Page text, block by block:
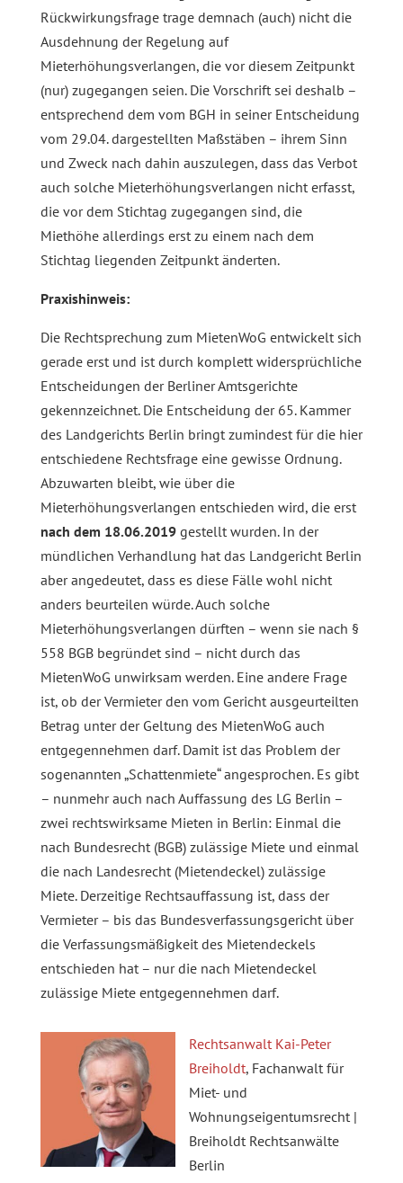
Rückwirkungsfrage trage demnach (auch) nicht die
Ausdehnung der Regelung auf
Mieterhöhungsverlangen, die vor diesem Zeitpunkt
(nur) zugegangen seien. Die Vorschrift sei deshalb –
entsprechend dem vom BGH in seiner Entscheidung
vom 29.04. dargestellten Maßstäben – ihrem Sinn
und Zweck nach dahin auszulegen, dass das Verbot
auch solche Mieterhöhungsverlangen nicht erfasst,
die vor dem Stichtag zugegangen sind, die
Miethöhe allerdings erst zu einem nach dem
Stichtag liegenden Zeitpunkt änderten.
Praxishinweis:
Die Rechtsprechung zum MietenWoG entwickelt sich
gerade erst und ist durch komplett widersprüchliche
Entscheidungen der Berliner Amtsgerichte
gekennzeichnet. Die Entscheidung der 65. Kammer
des Landgerichts Berlin bringt zumindest für die hier
entschiedene Rechtsfrage eine gewisse Ordnung.
Abzuwarten bleibt, wie über die
Mieterhöhungsverlangen entschieden wird, die erst
nach dem 18.06.2019gestellt wurden. In der
mündlichen Verhandlung hat das Landgericht Berlin
aber angedeutet, dass es diese Fälle wohl nicht
anders beurteilen würde. Auch solche
Mieterhöhungsverlangen dürften – wenn sie nach §
558 BGB begründet sind – nicht durch das
MietenWoG unwirksam werden. Eine andere Frage
ist, ob der Vermieter den vom Gericht ausgeurteilten
Betrag unter der Geltung des MietenWoG auch
entgegennehmen darf. Damit ist das Problem der
sogenannten „Schattenmiete“ angesprochen. Es gibt
– nunmehr auch nach Auffassung des LG Berlin –
zwei rechtswirksame Mieten in Berlin: Einmal die
nach Bundesrecht (BGB) zulässige Miete und einmal
die nach Landesrecht (Mietendeckel) zulässige
Miete. Derzeitige Rechtsauffassung ist, dass der
Vermieter – bis das Bundesverfassungsgericht über
die Verfassungsmäßigkeit des Mietendeckels
entschieden hat – nur die nach Mietendeckel
zulässige Miete entgegennehmen darf.
Rechtsanwalt Kai-Peter
Breiholdt, Fachanwalt für
Miet- und
Wohnungseigentumsrecht |
Breiholdt Rechtsanwälte
Berlin